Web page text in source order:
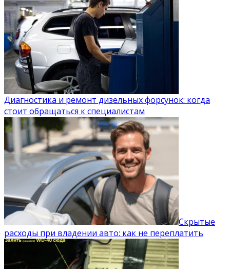
Диагностика и ремонт дизельных форсунок: когда
стоит обращаться к специалистам
Скрытые
расходы при владении авто: как не переплатить